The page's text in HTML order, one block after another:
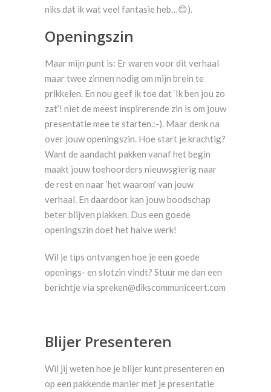
niks dat ik wat veel fantasie heb…😊).
Openingszin
Maar mijn punt is: Er waren voor dit verhaal
maar twee zinnen nodig om mijn brein te
prikkelen. En nou geef ik toe dat ‘Ik ben jou zo
zat’! niet de meest inspirerende zin is om jouw
presentatie mee te starten.:-). Maar denk na
over jouw openingszin. Hoe start je krachtig?
Want de aandacht pakken vanaf het begin
maakt jouw toehoorders nieuwsgierig naar
de rest en naar ‘het waarom’ van jouw
verhaal. En daardoor kan jouw boodschap
beter blijven plakken. Dus een goede
openingszin doet het halve werk!
Wil je tips ontvangen hoe je een goede
openings- en slotzin vindt? Stuur me dan een
berichtje via spreken@dikscommuniceert.com
Blijer Presenteren
Wil jij weten hoe je blijer kunt presenteren en
op een pakkende manier met je presentatie